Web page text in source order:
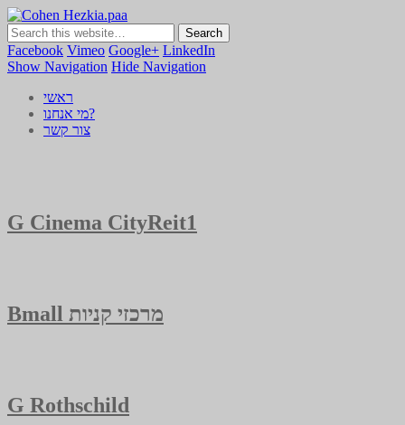
כהן חזקיה | מיתוג | תדמית | משרד פרסום
Facebook Vimeo Google+ LinkedIn
Show Navigation Hide Navigation
ראשי
מי אנחנו?
צור קשר
G Cinema CityReit1
Bmall מרכזי קניות
G Rothschild